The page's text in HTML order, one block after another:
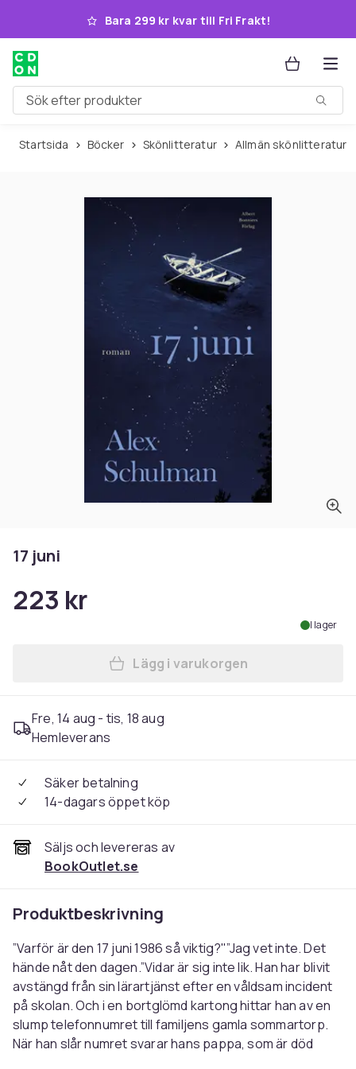
Hoppa till huvudinnehållet
Bara 299 kr kvar till Fri Frakt!
Sök efter produkter
Startsida Böcker Skönlitteratur Allmän skönlitteratur
17 juni
223 kr
I lager
Lägg till 17 juni i varukorgen
Lägg i varukorgen
Fre, 14 aug - tis, 18 aug
Hemleverans
Säker betalning
14-dagars öppet köp
Säljs och levereras av
BookOutlet.se
Produktbeskrivning
”Varför är den 17 juni 1986 så viktig?"”Jag vet inte. Det
hände nåt den dagen.”Vidar är sig inte lik. Han har blivit
avstängd från sin lärartjänst efter en våldsam incident
på skolan. Och i en bortglömd kartong hittar han av en
slump telefonnumret till familjens gamla sommartorp.
När han slår numret svarar hans pappa, som är död